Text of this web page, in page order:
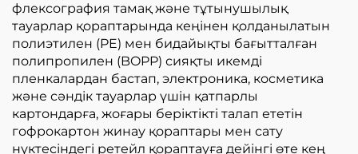
флексография тамақ және тұтынушылық
тауарлар қораптарында кеңінен қолданылатын
полиэтилен (PE) мен бидайықты бағытталған
полипропилен (BOPP) сияқты икемді
пленкалардан бастап, электроника, косметика
және сәндік тауарлар үшін қатпарлы
картондарға, жоғары беріктікті талап ететін
гофрокартон жинау қораптары мен сату
нүктесіндегі ретейл қораптауға дейінгі өте кең